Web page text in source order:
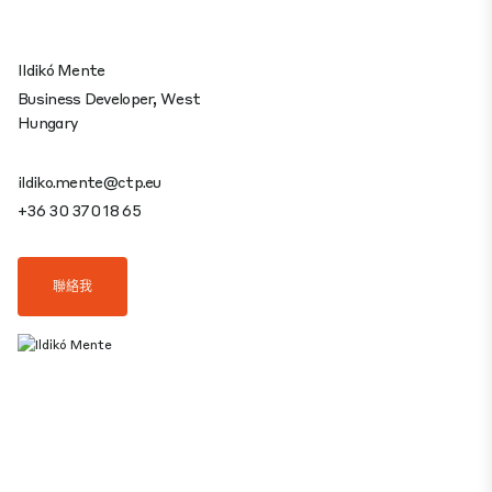
Ildikó Mente
Business Developer, West
Hungary
ildiko.mente@ctp.eu
+36 30 370 18 65
聯絡我